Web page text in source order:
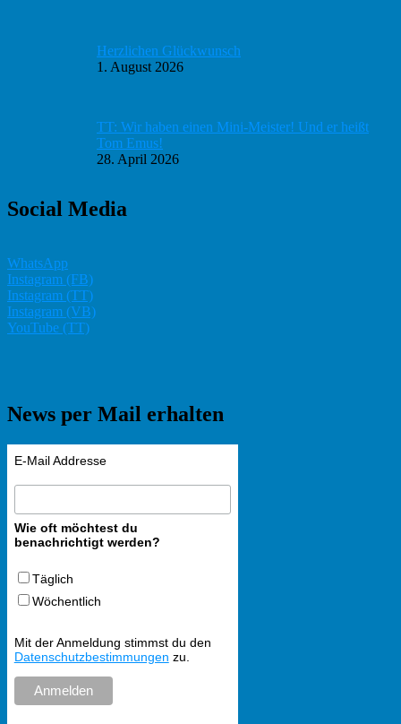
Herzlichen Glückwunsch
1. August 2026
TT: Wir haben einen Mini-Meister! Und er heißt
Tom Emus!
28. April 2026
Social Media
WhatsApp
Instagram (FB)
Instagram (TT)
Instagram (VB)
YouTube (TT)
News per Mail erhalten
E-Mail Addresse
Wie oft möchtest du
benachrichtigt werden?
Täglich
Wöchentlich
Mit der Anmeldung stimmst du den
Datenschutzbestimmungen zu.